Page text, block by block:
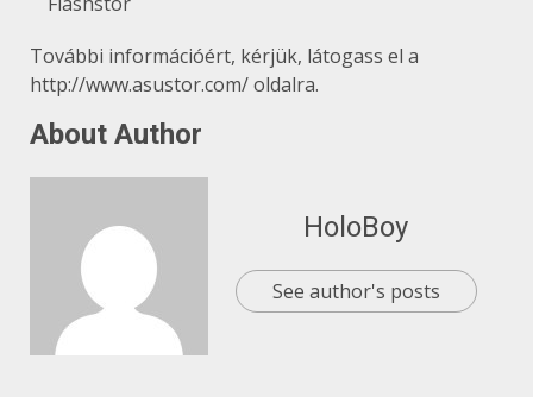
További információért, kérjük, látogass el a
http://www.asustor.com/ oldalra.
About Author
HoloBoy
See author's posts